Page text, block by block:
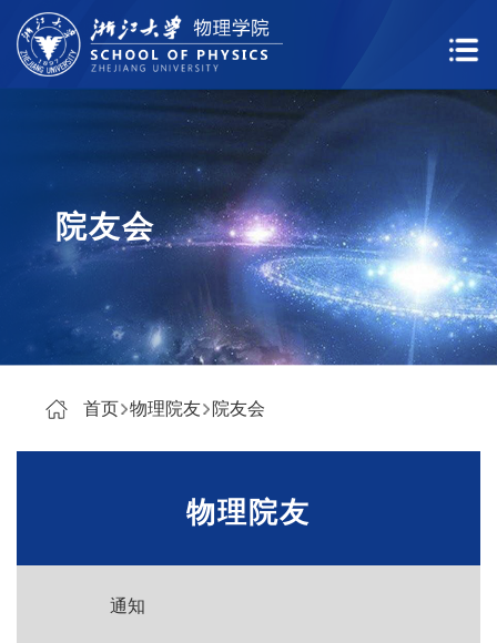
院友会
首页 物理院友 院友会
物理院友
通知